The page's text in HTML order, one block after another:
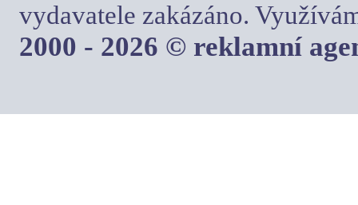
vydavatele zakázáno.
2000 - 2026 © reklamní